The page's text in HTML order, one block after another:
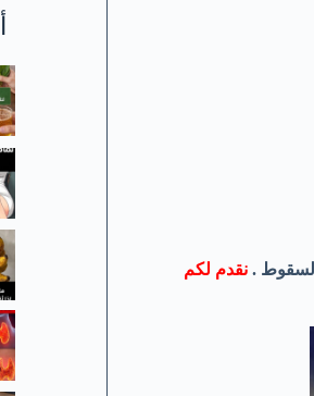
. نقدم لكم